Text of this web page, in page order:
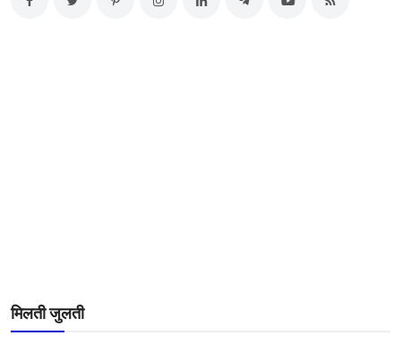
मिलती जुलती